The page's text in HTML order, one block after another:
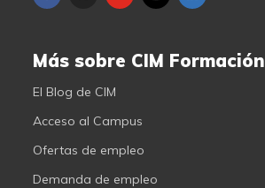
Más sobre CIM Formación
El Blog de CIM
Acceso al Campus
Ofertas de empleo
Demanda de empleo